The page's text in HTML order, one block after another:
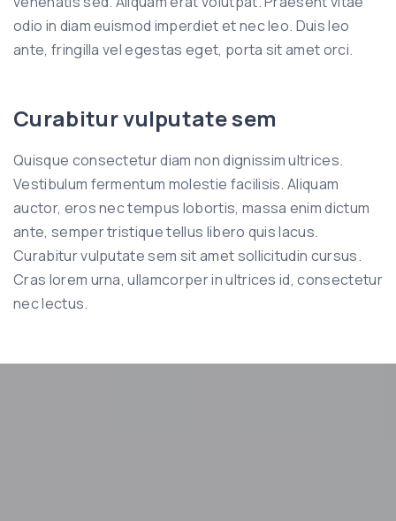
odio in diam euismod imperdiet et nec leo. Duis leo
ante, fringilla vel egestas eget, porta sit amet orci.
Curabitur vulputate sem
Quisque consectetur diam non dignissim ultrices.
Vestibulum fermentum molestie facilisis. Aliquam
auctor, eros nec tempus lobortis, massa enim dictum
ante, semper tristique tellus libero quis lacus.
Curabitur vulputate sem sit amet sollicitudin cursus.
Cras lorem urna, ullamcorper in ultrices id, consectetur
nec lectus.